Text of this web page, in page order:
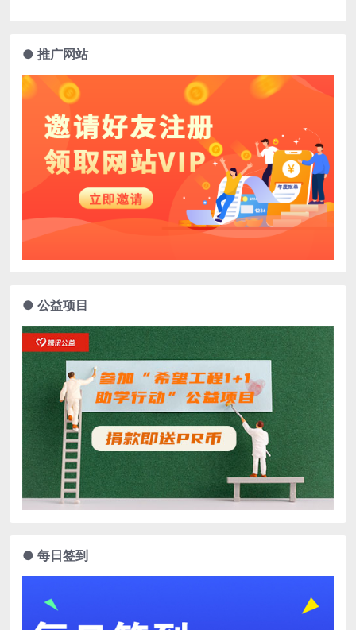
● 推广网站
● 公益项目
● 每日签到